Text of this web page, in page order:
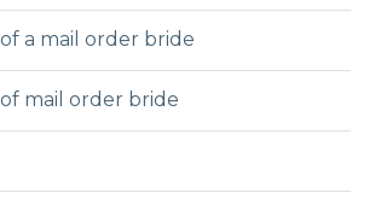
a mail order bride
mail order bride